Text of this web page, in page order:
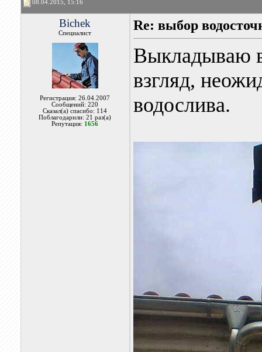
08.04.2015, 15:16
Bichek
Специалист
Регистрация: 26.04.2007
Сообщений: 220
Сказал(а) спасибо: 114
Поблагодарили: 21 раз(а)
Репутация: 1656
Re: выбор
Выкладываю
взгляд,
водослива.